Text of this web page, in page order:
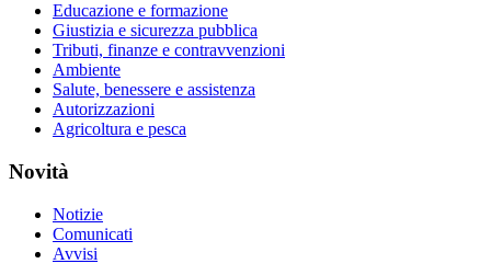
Educazione e formazione
Giustizia e sicurezza pubblica
Tributi, finanze e contravvenzioni
Ambiente
Salute, benessere e assistenza
Autorizzazioni
Agricoltura e pesca
Novità
Notizie
Comunicati
Avvisi